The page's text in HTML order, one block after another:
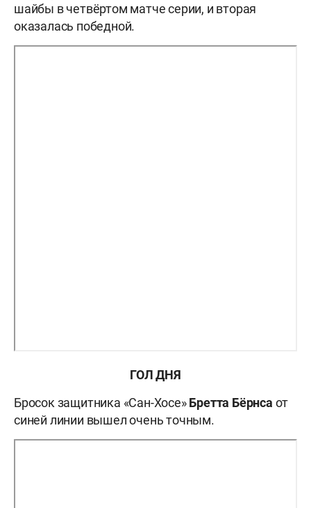
шайбы в четвёртом матче серии, и вторая
оказалась победной.
ГОЛ ДНЯ
Бросок защитника «Сан-Хосе»Бретта Бёрнса от
синей линии вышел очень точным.